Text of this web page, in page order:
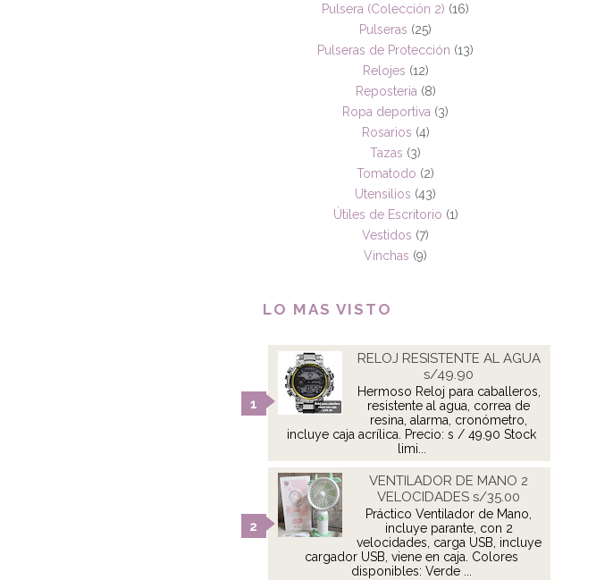
Pulsera (Colección 2) (16)
Pulseras (25)
Pulseras de Protección (13)
Relojes (12)
Reposteria (8)
Ropa deportiva (3)
Rosarios (4)
Tazas (3)
Tomatodo (2)
Utensilios (43)
Útiles de Escritorio (1)
Vestidos (7)
Vinchas (9)
LO MAS VISTO
RELOJ RESISTENTE AL AGUA
s/49.90
Hermoso Reloj para caballeros,
resistente al agua, correa de
resina, alarma, cronómetro,
incluye caja acrílica. Precio: s / 49.90 Stock
limi...
VENTILADOR DE MANO 2
VELOCIDADES s/35.00
Práctico Ventilador de Mano,
incluye parante, con 2
velocidades, carga USB, incluye
cargador USB, viene en caja. Colores
disponibles: Verde ...